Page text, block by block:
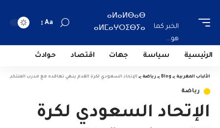
الخبر كما
هو...
ⴰⵍⴰⵍⴱⴰⴱ
ⴰⵍⵎⴰⵖⵔⵉⴱⵢⴰ
Aa
الرئيسية سياسة جهات اقتصاد حوادث
الألباب المغربية >
Blog
> رياضة > الإتحاد السعودي لكرة القدم ينهي تعاقده مع مدرب المنتخب
رياضة
الإتحاد السعودي لكرة